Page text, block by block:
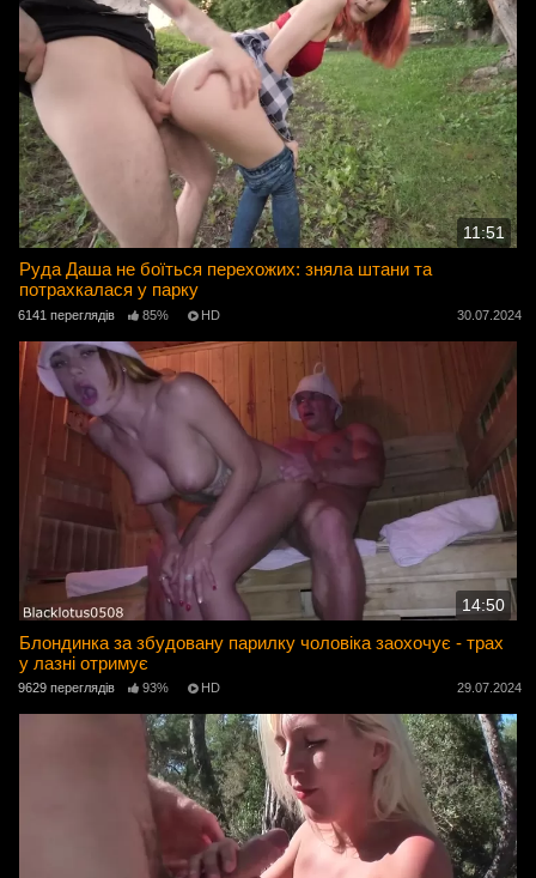
11:51
Руда Даша не боїться перехожих: зняла штани та
потрахкалася у парку
6141 переглядів 85% HD 30.07.2024
14:50
Блондинка за збудовану парилку чоловіка заохочує - трах
у лазні отримує
9629 переглядів 93% HD 29.07.2024